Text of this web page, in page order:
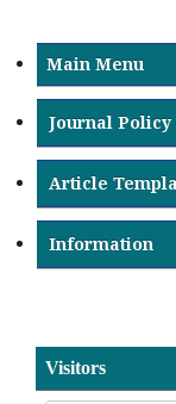
Main Menu
Journal Policy
Article
Information
Visitors